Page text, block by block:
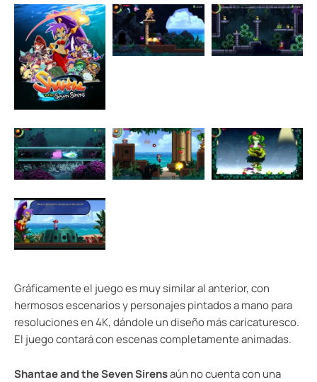
Gráficamente el juego es muy similar al anterior, con
hermosos escenarios y personajes pintados a mano para
resoluciones en 4K, dándole un diseño más caricaturesco.
El juego contará con escenas completamente animadas.
Shantae and the Seven Sirensaún no cuenta con una